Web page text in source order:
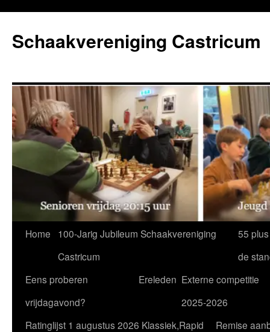
de
inhoud
Schaakvereniging Castricum
Home
100-Jarig Jubileum Schaakvereniging
Castricum
55
de
Eens proberen
vrijdagavond?
Ereleden Externe competitie
2025-2026
Ratinglijst 1 augustus 2026 Klassiek,Rapid
Remise